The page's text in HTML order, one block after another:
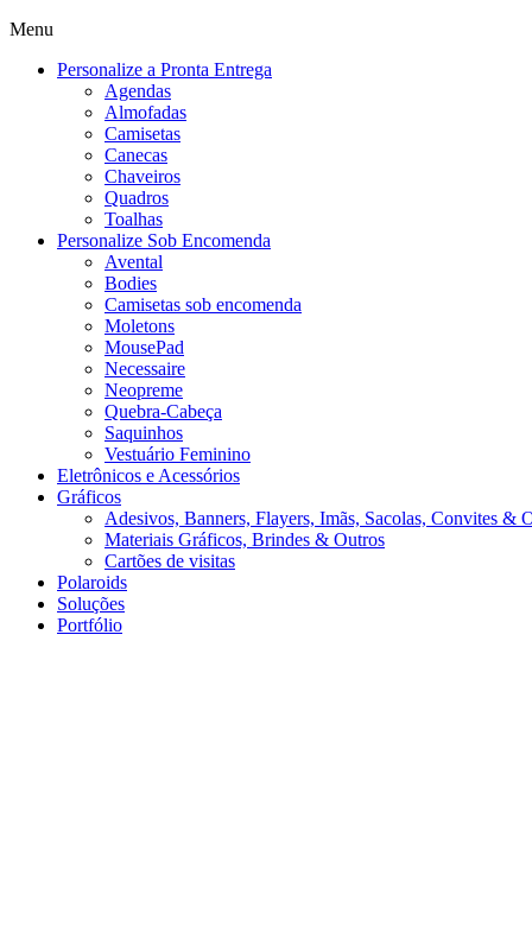
Menu
Personalize a Pronta Entrega
Agendas
Almofadas
Camisetas
Canecas
Chaveiros
Quadros
Toalhas
Personalize Sob Encomenda
Avental
Bodies
Camisetas sob encomenda
Moletons
MousePad
Necessaire
Neopreme
Quebra-Cabeça
Saquinhos
Vestuário Feminino
Eletrônicos e Acessórios
Gráficos
Adesivos, Banners, Flayers, Imãs, Sacolas, Convites &
Materiais Gráficos, Brindes & Outros
Cartões de visitas
Polaroids
Soluções
Portfólio